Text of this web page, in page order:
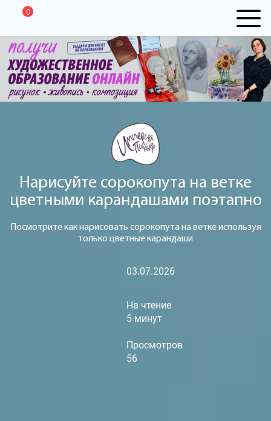
0
Нарисуйте сорокопута на ветке
цветными карандашами поэтапно
Посмотрите как нарисовать сорокопута на ветке используя
только цветные карандаши
03.07.2026
На чтение
5 минут
Просмотров
56